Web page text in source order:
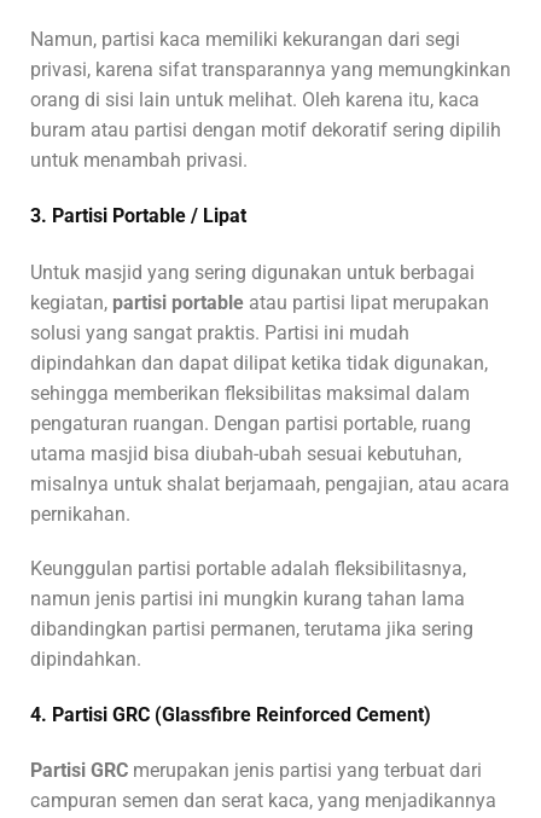
Namun, partisi kaca memiliki kekurangan dari segi
privasi, karena sifat transparannya yang memungkinkan
orang di sisi lain untuk melihat. Oleh karena itu, kaca
buram atau partisi dengan motif dekoratif sering dipilih
untuk menambah privasi.
3. Partisi Portable / Lipat
Untuk masjid yang sering digunakan untuk berbagai
kegiatan, partisi portable atau partisi lipat merupakan
solusi yang sangat praktis. Partisi ini mudah
dipindahkan dan dapat dilipat ketika tidak digunakan,
sehingga memberikan fleksibilitas maksimal dalam
pengaturan ruangan. Dengan partisi portable, ruang
utama masjid bisa diubah-ubah sesuai kebutuhan,
misalnya untuk shalat berjamaah, pengajian, atau acara
pernikahan.
Keunggulan partisi portable adalah fleksibilitasnya,
namun jenis partisi ini mungkin kurang tahan lama
dibandingkan partisi permanen, terutama jika sering
dipindahkan.
4. Partisi GRC (Glassfibre Reinforced Cement)
Partisi GRC merupakan jenis partisi yang terbuat dari
campuran semen dan serat kaca, yang menjadikannya